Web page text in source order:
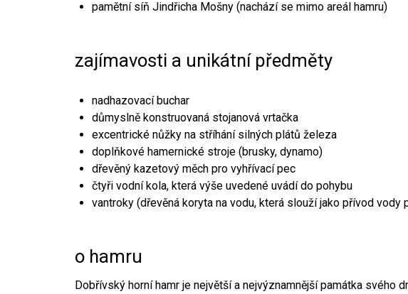
pamětní síň Jindřicha Mošny (nachází se mimo areál hamru)
zajímavosti a unikátní předměty
nadhazovací buchar
důmyslně konstruovaná stojanová vrtačka
excentrické nůžky na stříhání silných plátů železa
doplňkové hamernické stroje (brusky, dynamo)
dřevěný kazetový měch pro vyhřívací pec
čtyři vodní kola, která výše uvedené uvádí do pohybu
vantroky (dřevěná koryta na vodu, která slouží jako přívod vody
o hamru
Dobřívský horní hamr je největší a nejvýznamnější památka svého